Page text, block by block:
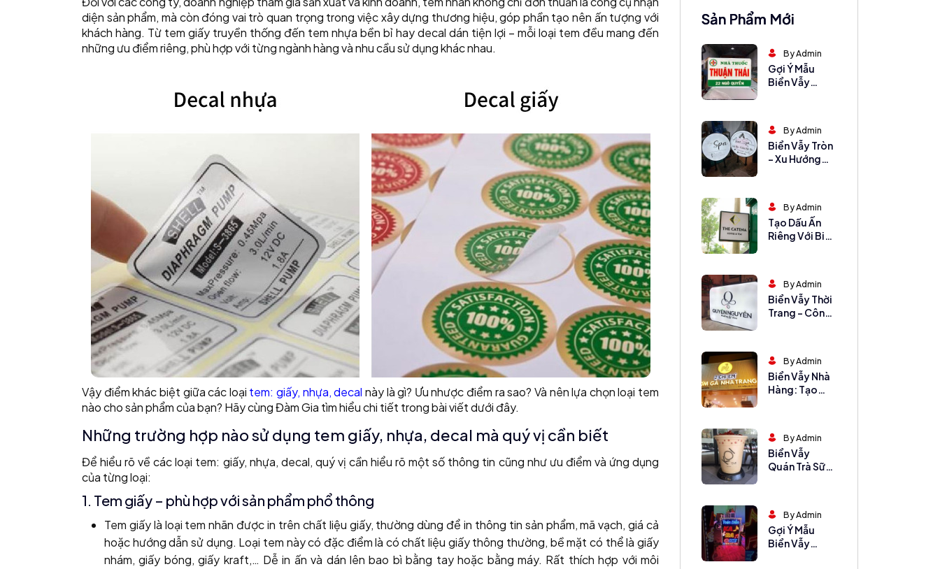
diện sản phẩm, mà còn đóng vai trò quan trọng trong việc xây dựng thương hiệu, góp phần tạo nên ấn tượng với
khách hàng. Từ tem giấy truyền thống đến tem nhựa bền bỉ hay decal dán tiện lợi – mỗi loại tem đều mang đến
những ưu điểm riêng, phù hợp với từng ngành hàng và nhu cầu sử dụng khác nhau.
Vậy điểm khác biệt giữa các loại tem: giấy, nhựa, decal này là gì? Ưu nhược điểm ra sao? Và nên lựa chọn loại tem
nào cho sản phẩm của bạn? Hãy cùng Đàm Gia tìm hiểu chi tiết trong bài viết dưới đây.
Những trường hợp nào sử dụng tem giấy, nhựa, decal mà quý vị cần biết
Để hiểu rõ về các loại tem: giấy, nhựa, decal, quý vị cần hiểu rõ một số thông tin cũng như ưu điểm và ứng dụng
của từng loại:
1. Tem giấy – phù hợp với sản phẩm phổ thông
Tem giấy là loại tem nhãn được in trên chất liệu giấy, thường dùng để in thông tin sản phẩm, mã vạch, giá cả
hoặc hướng dẫn sử dụng. Loại tem này có đặc điểm là có chất liệu giấy thông thường, bề mặt có thể là giấy
nhám, giấy bóng, giấy kraft,… Dễ in ấn và dán lên bao bì bằng tay hoặc bằng máy. Rất thích hợp với môi
Sản Phẩm Mới
By Admin
Gợi Ý Mẫu
Biển Vẫy
QuảBy Admin
Biển Vẫy Tròn
– Xu Hướng
By Admin
Tạo Dấu Ấn
Riêng Với Biển
By Admin
Biển Vẫy Thời
Trang – Công
By Admin
Biển Vẫy Nhà
Hàng: Tạo
By Admin
Biển Vẫy
Quán Trà Sữa
By Admin
Gợi Ý Mẫu
Biển Vẫy